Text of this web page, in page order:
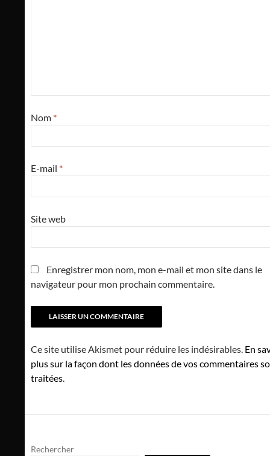
Nom *
E-mail *
Site web
Enregistrer mon nom, mon e-mail et mon site dans le
navigateur pour mon prochain commentaire.
Ce site utilise Akismet pour réduire les indésirables. En
plus sur la façon dont les données de vos commentaires
traitées.
Rechercher